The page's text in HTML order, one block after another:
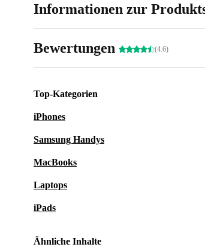
Informationen zur
Bewertungen (4.6)
Top-Kategorien
iPhones
Samsung Handys
MacBooks
Laptops
iPads
Ähnliche Inhalte